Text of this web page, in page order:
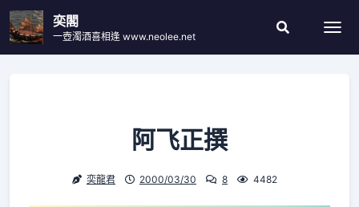
Skip
to
content
奕閣
一壺濁酒喜相逢 www.neolee.net
阿飞正撰
奕龍君 2000/03/30 8 4482